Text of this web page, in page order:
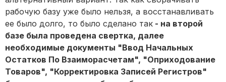
рабочую базу уже было нельзя, а восстанавливать
ее было долго, то было сделано так - на второй
базе была проведена свертка, далее
необходимые документы "Ввод Начальных
Остатков По Взаиморасчетам", "Оприходование
Товаров", "Корректировка Записей Регистров"